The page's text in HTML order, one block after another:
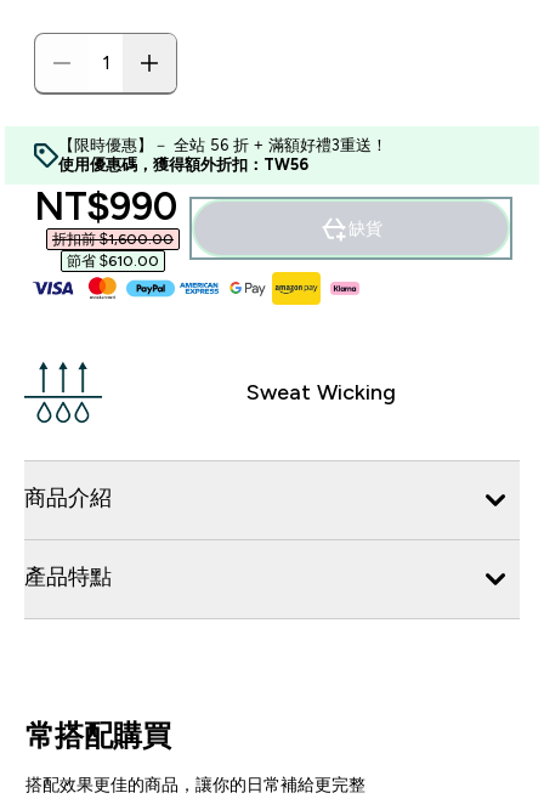
【限時優惠】－ 全站 56 折 + 滿額好禮3重送！
使用優惠碼，獲得額外折扣：TW56
discounted price
NT$990‎
折扣前 $1,600.00‎
節省 $610.00‎
缺貨
Sweat Wicking
商品介紹
產品特點
常搭配購買
搭配效果更佳的商品，讓你的日常補給更完整